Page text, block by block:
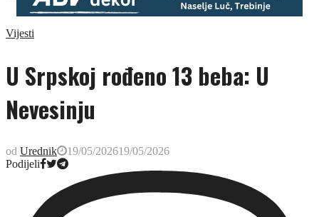
SEARCH
Vijesti
U Srpskoj rođeno 13 beba: U
Nevesinju
od Urednik 19/05/202619/05/2026
Podijeli